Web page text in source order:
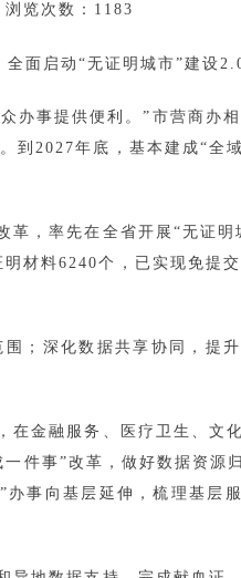
览次数：1183
面启动“无证明城市”建设
办事提供便利。”市营商办
到2027年底，基本建成“全
，率先在全省开展“无证
材料6240个，已实现免提
；深化数据共享协同，提
金融服务、医疗卫生、文
件事”改革，做好数据资源
事向基层延伸，梳理基层